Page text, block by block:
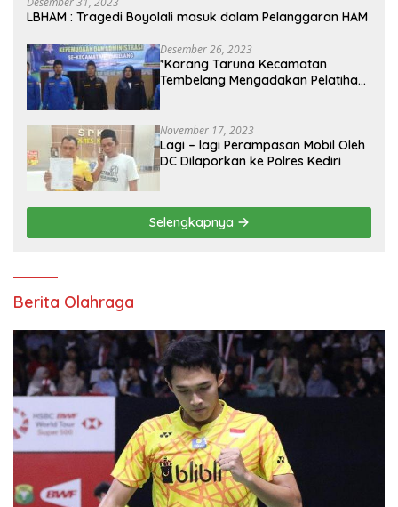
LBHAM : Tragedi Boyolali masuk dalam Pelanggaran HAM
Desember 26, 2023
*Karang Taruna Kecamatan
Tembelang Mengadakan Pelatihan
November 17, 2023
Lagi – lagi Perampasan Mobil Oleh
DC Dilaporkan ke Polres Kediri
Selengkapnya
Berita Olahraga